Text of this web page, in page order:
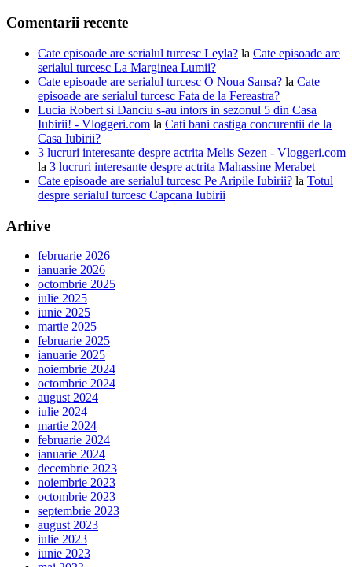
Comentarii recente
Cate episoade are serialul turcesc Leyla? la Cate episoade are
serialul turcesc La Marginea Lumii?
Cate episoade are serialul turcesc O Noua Sansa? la Cate
episoade are serialul turcesc Fata de la Fereastra?
Lucia Robert si Danciu s-au intors in sezonul 5 din Casa
Iubirii! - Vloggeri.com la Cati bani castiga concurentii de la
Casa Iubirii?
3 lucruri interesante despre actrita Melis Sezen - Vloggeri.com
la 3 lucruri interesante despre actrita Mahassine Merabet
Cate episoade are serialul turcesc Pe Aripile Iubirii? la Totul
despre serialul turcesc Capcana Iubirii
Arhive
februarie 2026
ianuarie 2026
octombrie 2025
iulie 2025
iunie 2025
martie 2025
februarie 2025
ianuarie 2025
noiembrie 2024
octombrie 2024
august 2024
iulie 2024
martie 2024
februarie 2024
ianuarie 2024
decembrie 2023
noiembrie 2023
octombrie 2023
septembrie 2023
august 2023
iulie 2023
iunie 2023